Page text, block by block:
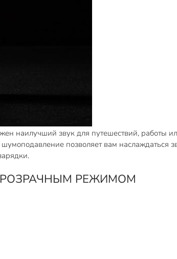
наилучший звук для путешествий, работы
позволяет вам
РЕЖИМОМ